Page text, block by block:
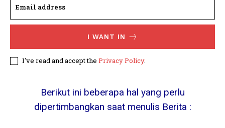
I WANT IN
I've read and accept the Privacy Policy.
Berikut ini beberapa hal yang perlu
dipertimbangkan saat menulis Berita :